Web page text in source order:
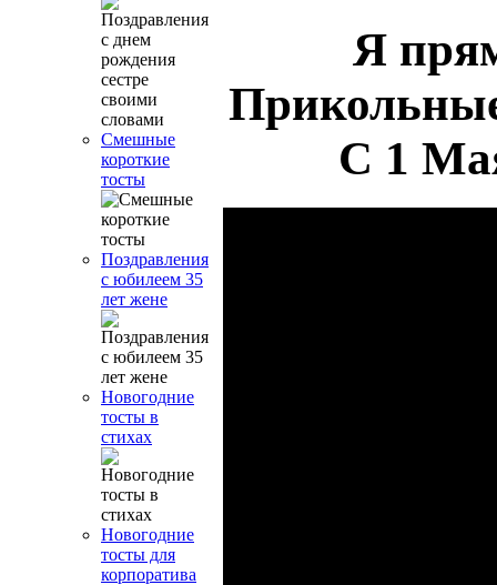
Смешные
короткие
тосты
Поздравления
с юбилеем 35
лет жене
Новогодние
тосты в
стихах
Новогодние
тосты для
корпоратива
Я
С 1